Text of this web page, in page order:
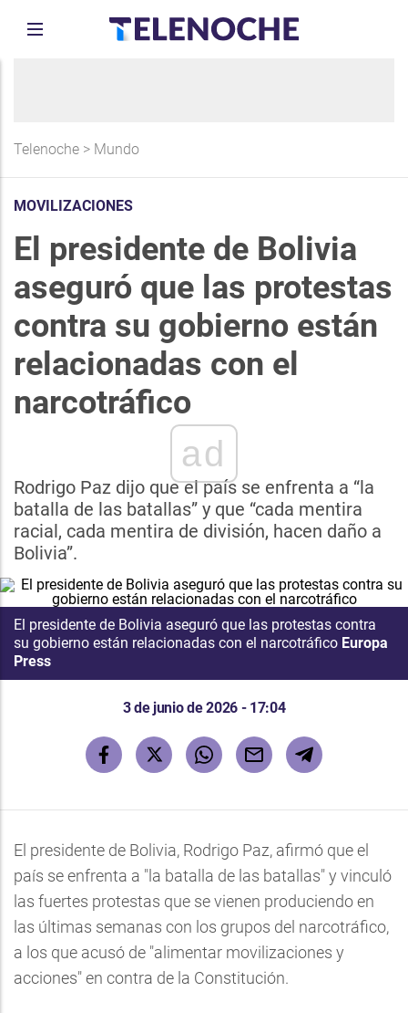
Telenoche > Mundo
MOVILIZACIONES
El presidente de Bolivia
aseguró que las protestas
contra su gobierno están
relacionadas con el
narcotráfico
ad
Rodrigo Paz dijo que el país se enfrenta a “la
batalla de las batallas” y que “cada mentira
racial, cada mentira de división, hacen daño a
Bolivia”.
El presidente de Bolivia aseguró que las protestas contra
su gobierno están relacionadas con el narcotráfico Europa
Press
3 de junio de 2026 - 17:04
El presidente de Bolivia, Rodrigo Paz, afirmó que el
país se enfrenta a "la batalla de las batallas" y vinculó
las fuertes protestas que se vienen produciendo en
las últimas semanas con los grupos del narcotráfico,
a los que acusó de "alimentar movilizaciones y
acciones" en contra de la Constitución.